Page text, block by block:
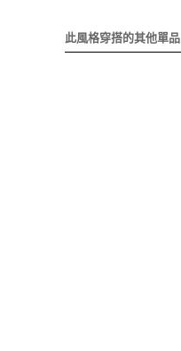
此風格穿搭的其他單品